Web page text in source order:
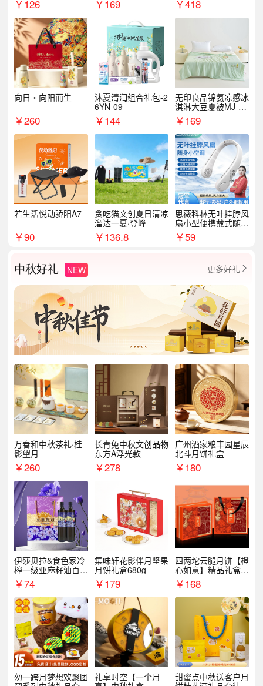
￥126 ￥169
业定制
￥418
向日・向阳而生
￥260
沐夏清润组合礼包-2
6YN-09
￥144
无印良品锦氨凉感冰
淇淋大豆夏被MJ-B2
025-0193
￥169
若生活悦动骄阳A7
￥90
贪吃猫文创夏日清凉
溜达一夏·登峰
￥136.8
思薇科林无叶挂脖风
扇小型便携戴式随身
挂脖子降温神器
￥59
中秋好礼 NEW 更多好礼 
万春和中秋茶礼·桂
影望月
￥260
长青兔中秋文创品物
东方A浮光款
￥278
广州酒家粮丰园星辰
北斗月饼礼盒
￥180
伊莎贝拉&食色家冷
榨一级亚麻籽油百紫
千红500ml*2礼盒
￥74
集味轩花影伴月坚果
月饼礼盒680g
￥179
四两坨云腿月饼【橙
心如意】精品礼盒4
50g/盒
￥168
勿一跨月梦想欢聚团 礼享时空【一个月
甜蜜点中秋送客户月